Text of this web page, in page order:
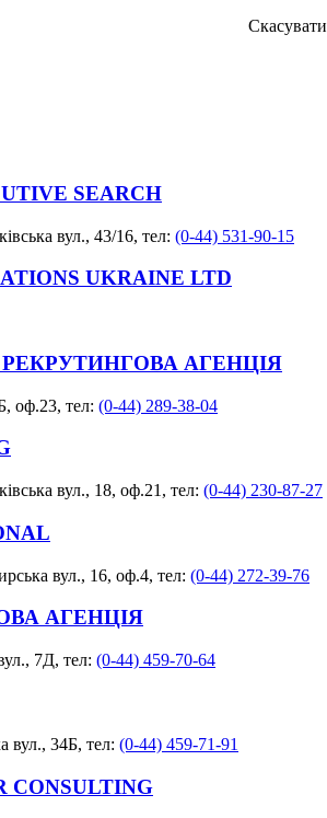
Скасувати
SEARCH
вул., 43/16, тел: (0-44) 531-90-15
UKRAINE LTD
РЕКРУТИНГОВА АГЕНЦІЯ
оф.23, тел: (0-44) 289-38-04
вул., 18, оф.21, тел: (0-44) 230-87-27
вул., 16, оф.4, тел: (0-44) 272-39-76
АГЕНЦІЯ
7Д, тел: (0-44) 459-70-64
вул., 34Б, тел: (0-44) 459-71-91
CONSULTING